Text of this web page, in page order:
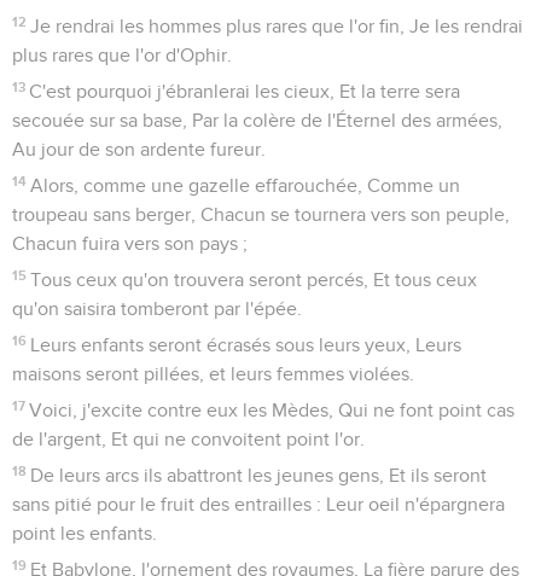
1 Puis un rameau sortira du tronc d'Isaï, Et un rejeton naîtra
de ses racines.
2 L'Esprit de l'Éternel reposera sur lui : Esprit de sagesse et
d'intelligence, Esprit de conseil et de force, Esprit de
connaissance et de crainte de l'Éternel.
3 Il respirera la crainte de l'Éternel ; Il ne jugera point sur
l'apparence, Il ne prononcera point sur un ouï-dire.
4 Mais il jugera les pauvres avec équité, Et il prononcera
avec droiture sur les malheureux de la terre ; Il frappera la
terre de sa parole comme d'une verge, Et du souffle de ses
La justice sera la ceinture de ses flancs, Et la fidélité la
Le loup habitera avec l'agneau, Et la panthère se couchera
engraisse, seront ensemble, Et un petit enfant les conduira.
La vache et l'ourse auront un même pâturage, Leurs petits